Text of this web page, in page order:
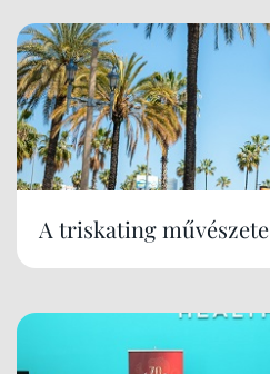
A triskating művészete